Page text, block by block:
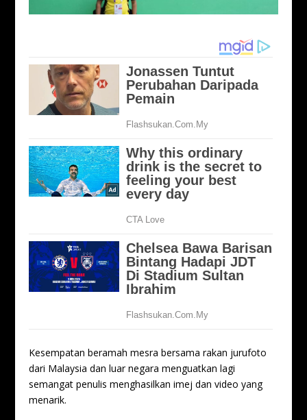
Kesempatan beramah mesra bersama rakan jurufoto
dari Malaysia dan luar negara menguatkan lagi
semangat penulis menghasilkan imej dan video yang
menarik.